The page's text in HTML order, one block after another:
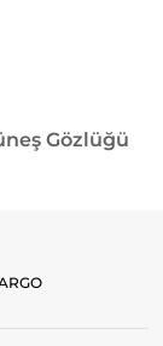
Gözlüğü